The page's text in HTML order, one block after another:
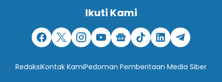
Ikuti Kami
RedaksiKontak KamiPedoman Pemberitaan Media Siber